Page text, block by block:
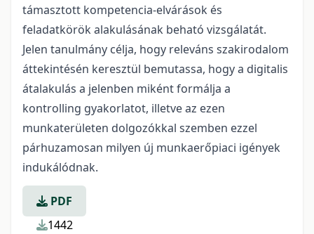
támasztott kompetencia-elvárások és
feladatkörök alakulásának beható vizsgálatát.
Jelen tanulmány célja, hogy releváns szakirodalom
áttekintésén keresztül bemutassa, hogy a digitalis
átalakulás a jelenben miként formálja a
kontrolling gyakorlatot, illetve az ezen
munkaterületen dolgozókkal szemben ezzel
párhuzamosan milyen új munkaerőpiaci igények
indukálódnak.
PDF
1442